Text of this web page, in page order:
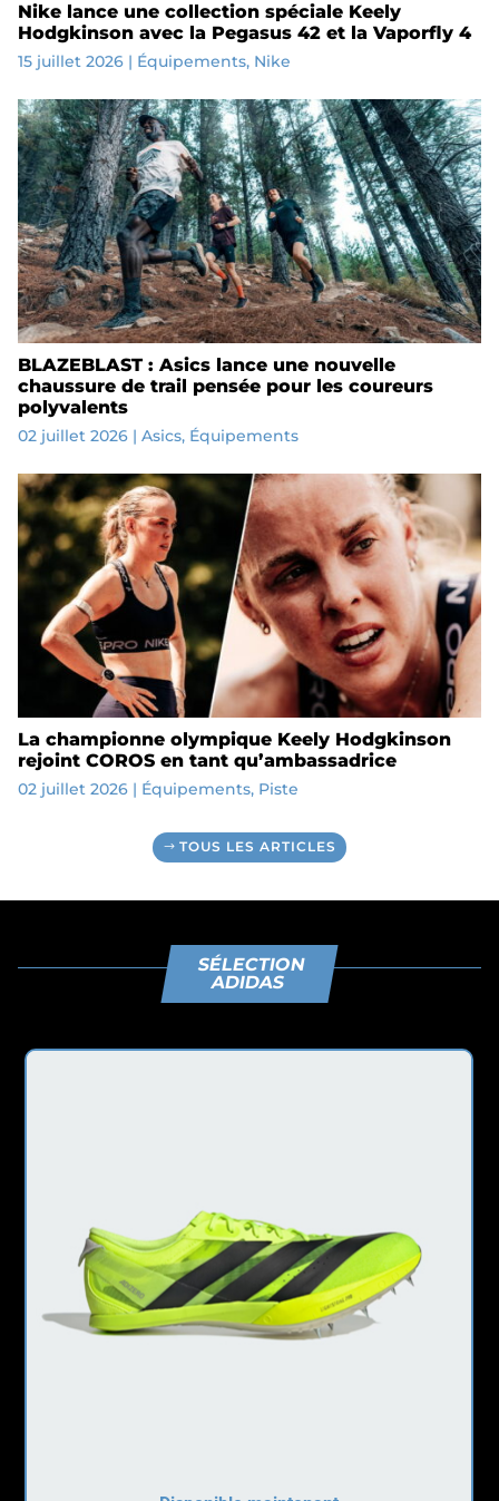
Nike lance une collection spéciale Keely
Hodgkinson avec la Pegasus 42 et la Vaporfly 4
15 juillet 2026| Équipements, Nike
BLAZEBLAST : Asics lance une nouvelle
chaussure de trail pensée pour les coureurs
polyvalents
02 juillet 2026| Asics, Équipements
La championne olympique Keely Hodgkinson
rejoint COROS en tant qu’ambassadrice
02 juillet 2026| Équipements, Piste
TOUS LES ARTICLES
SÉLECTION
ADIDAS